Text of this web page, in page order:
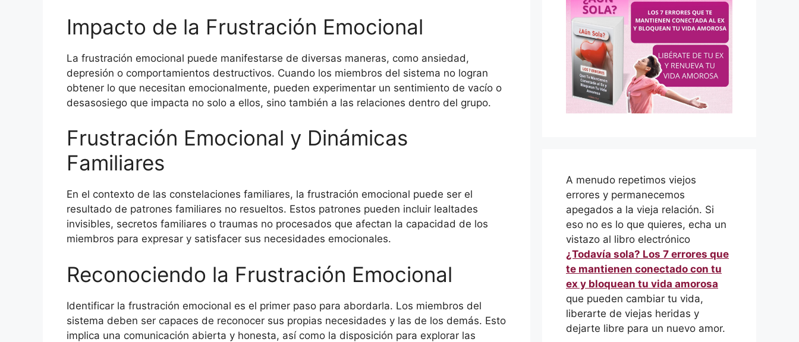
Impacto de la Frustración Emocional
La frustración emocional puede manifestarse de diversas maneras, como ansiedad,
depresión o comportamientos destructivos. Cuando los miembros del sistema no logran
obtener lo que necesitan emocionalmente, pueden experimentar un sentimiento de vacío o
desasosiego que impacta no solo a ellos, sino también a las relaciones dentro del grupo.
Frustración Emocional y Dinámicas
Familiares
En el contexto de las constelaciones familiares, la frustración emocional puede ser el
resultado de patrones familiares no resueltos. Estos patrones pueden incluir lealtades
invisibles, secretos familiares o traumas no procesados que afectan la capacidad de los
miembros para expresar y satisfacer sus necesidades emocionales.
Reconociendo la Frustración Emocional
Identificar la frustración emocional es el primer paso para abordarla. Los miembros del
sistema deben ser capaces de reconocer sus propias necesidades y las de los demás. Esto
implica una comunicación abierta y honesta, así como la disposición para explorar las
A menudo repetimos viejos
errores y permanecemos
apegados a la vieja relación. Si
eso no es lo que quieres, echa un
vistazo al libro electrónico
¿Todavía sola? Los 7 errores que
te mantienen conectado con tu
ex y bloquean tu vida amorosa
que pueden cambiar tu vida,
liberarte de viejas heridas y
dejarte libre para un nuevo amor.